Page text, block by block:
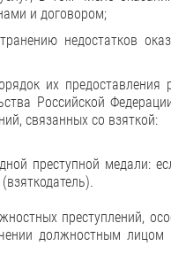
и договором;
недостатков
их
Российской
связанных со взяткой:
преступной медали:
преступлений,
должностным